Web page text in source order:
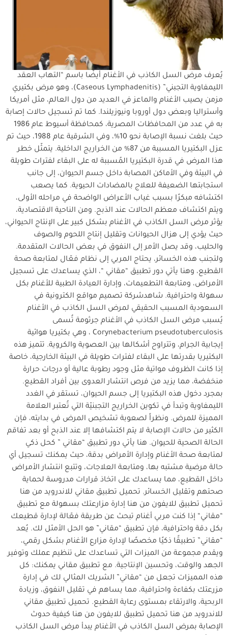
يُعرف مرض السل الكاذب في الأغنام أيضًا باسم “التهاب العقد
الليمفاوية التجبني” (Caseous Lymphadenitis)، وهو مرض بكتيري
مزمن يصيب الأغنام والماعز في العديد من دول العالم، مثل أمريكا
وأستراليا وبعض دول أوروبا ونيوزيلندا. كما تم تسجيل حالات إصابة
به في عدد من المحافظات المصرية، كمحافظة أسيوط عام 1986
حيث بلغت نسبة الإصابة نحو 10%، وفي الشرقية عام 1988، حيث تم
عزل البكتيريا المسببة من 87% من الخراريج الداخلية. يتمثّل خطر
هذا المرض في قدرة البكتيريا المُسببة له على البقاء لفترات طويلة
في البيئة وفي الأماكن المصابة داخل جسم الحيوان، إلى جانب
استجابتها الضعيفة للعلاج بالمضادات الحيوية. كما يصعب
اكتشافه مبكرًا بسبب غياب الأعراض الواضحة في مراحله الأولى،
ويتم اكتشاف معظم الحالات عند الذبح. ومن الناحية الاقتصادية،
يؤثر مرض السل الكاذب في الأغنام بشكل كبير على الإنتاج الحيواني،
حيث يؤدي إلى هزال الحيوانات وتقليل إنتاج اللحوم والصوف
والحليب، وقد يصل الأمر إلى النفوق في بعض الحالات المتقدمة.
ولتجنب هذه الخسائر، يحتاج المربي إلى نظام فعّال لمتابعة صحة
القطيع، وهنا يأتي دور تطبيق “مقاني “، الذي يساعدك على تسجيل
الأمراض، ومتابعة التطعيمات، وإدارة العيادة الطبية للأغنام بكل
سهولة واحترافية. شاهدشركة تصميم مواقع الكترونية في
السعودية المسبب الحقيقي لمرض السل الكاذب في الأغنام
يُسبب مرض السل الكاذب في الأغنام جرثومة تُسمى
Corynebacterium pseudotuberculosis ، وهي بكتيريا هوائية
إيجابية الجرام، وتتراوح أشكالها بين العصوية والكروية. تتميز هذه
البكتيريا بقدرتها على البقاء لفترات طويلة في البيئة الخارجية، خاصة
إذا كانت الظروف مواتية مثل وجود رطوبة عالية أو درجات حرارة
منخفضة، مما يزيد من فرص انتشار العدوى بين أفراد القطيع.
بمجرد دخول هذه البكتيريا إلى جسم الحيوان، تستقر في الغدد
الليمفاوية وتبدأ في تكوين الخراريج التجبنيّة التي تُعتبر العلامة
المميزة للمرض. ونظراً لصعوبة تشخيص المرض في بدايته، فإن
الكثير من حالات الإصابة لا يتم اكتشافها إلا عند الذبح أو بعد تفاقم
الحالة الصحية للحيوان. هنا يأتي دور تطبيق “مقاني ” كحل ذكي
لمتابعة صحة الأغنام وإدارة الأمراض بدقة، حيث يمكنك تسجيل أي
حالة مرضية مشتبه بها، ومتابعة العلاجات، وتتبع انتشار الأمراض
داخل القطيع، مما يساعدك على اتخاذ قرارات مدروسة لحماية
صحتهم وتقليل الخسائر. تحميل تطبيق مقاني للاندرويد من هنا
تحميل تطبيق للايفون من هنا إدارة مزارعتك بسهولة مع تطبيق
“مقاني“ إذا كنت مربي أغنام تبحث عن طريقة فعّالة لإدارة قطيعك
بكل دقة واحترافية، فإن تطبيق “مقاني” هو الحل الأمثل لك. يُعد
“مقاني” تطبيقًا ذكيًا مخصصًا لإدارة مزارع الأغنام بشكل رقمي،
ويقدم مجموعة من الميزات التي تساعدك على تنظيم عملك وتوفير
الجهد والوقت، وتحسين الإنتاجية. مع تطبيق مقاني يمكنك: كل
هذه المميزات تجعل من “مقاني” الشريك المثالي لك في إدارة
مزرعتك بكفاءة واحترافية، مما يساهم في تقليل النفوق، وزيادة
الربحية، والارتقاء بمستوى رعاية القطيع. تحميل تطبيق مقاني
للاندرويد من هنا تحميل تطبيق للايفون من هنا كيفية حدوث
الإصابة بمرض السل الكاذب في الأغنام يبدأ مرض السل الكاذب